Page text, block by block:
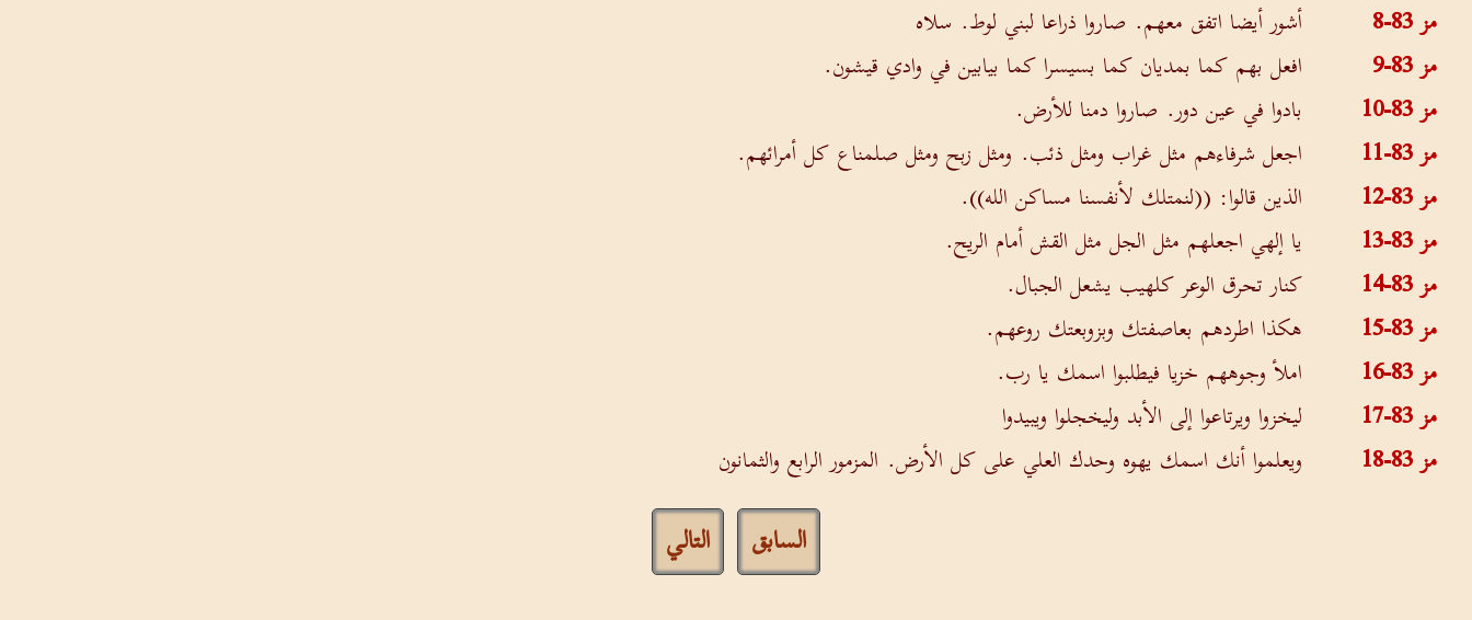
مز 83-8
أشور أيضا اتفق معهم. صاروا ذراعا لبني لوط. سلاه
مز 83-9
افعل بهم كما بمديان كما بسيسرا كما بيابين في وادي قيشون.
مز 83-10
بادوا في عين دور. صاروا دمنا للأرض.
مز 83-11
اجعل شرفاءهم مثل غراب ومثل ذئب. ومثل زبح ومثل صلمناع كل أمرائهم.
مز 83-12
الذين قالوا: ((لنمتلك لأنفسنا مساكن الله)).
مز 83-13
يا إلهي اجعلهم مثل الجل مثل القش أمام الريح.
مز 83-14
كنار تحرق الوعر كلهيب يشعل الجبال.
مز 83-15
هكذا اطردهم بعاصفتك وبزوبعتك روعهم.
مز 83-16
املأ وجوههم خزيا فيطلبوا اسمك يا رب.
مز 83-17
ليخزوا ويرتاعوا إلى الأبد وليخجلوا ويبيدوا
مز 83-18
ويعلموا أنك اسمك يهوه وحدك العلي على كل الأرض. المزمور الرابع والثمانون
السابق التالي